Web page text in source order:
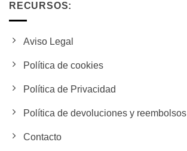
RECURSOS:
Aviso Legal
Política de cookies
Política de Privacidad
Política de devoluciones y reembolsos
Contacto